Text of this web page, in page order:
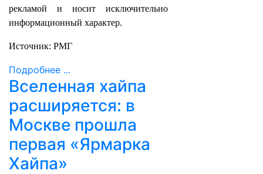
рекламой и носит исключительно
информационный характер.
Источник: РМГ
Подробнее ...
Вселенная хайпа
расширяется: в
Москве прошла
первая «Ярмарка
Хайпа»